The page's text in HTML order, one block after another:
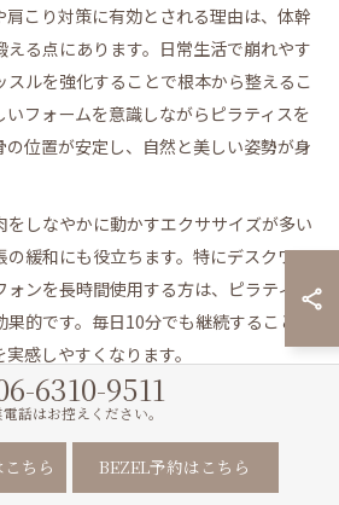
肩こり対策に有効とされる理由は、体幹
える点にあります。日常生活で崩れやす
スルを強化することで根本から整えるこ
いフォームを意識しながらピラティスを
位置が安定し、自然と美しい姿勢が身
をしなやかに動かすエクササイズが多い
の緩和にも役立ちます。特にデスクワー
ンを長時間使用する方は、ピラティス
的です。毎日10分でも継続すること
感しやすくなります。
己流で行うと逆効果になる場合もあるた
とが重要です。週2〜3回の頻度から始め
習慣にすることで、肩こりや姿勢の悩み
6310-9511
話はお控えください。
ちら BEZEL予約はこちら